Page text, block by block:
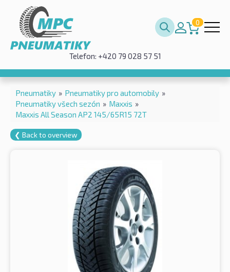
0
Telefon: +420 79 028 57 51
Pneumatiky » Pneumatiky pro automobily »
Pneumatiky všech sezón » Maxxis »
Maxxis All Season AP2 145/65R15 72T
❮ Back to overview